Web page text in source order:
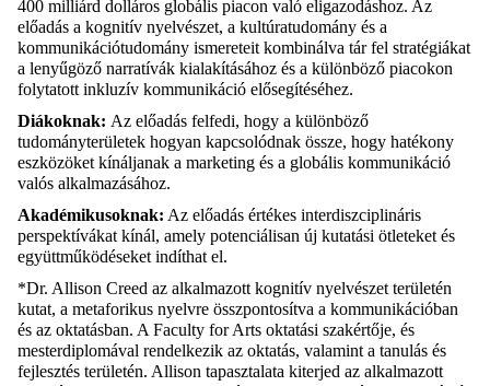
400 milliárd dolláros globális piacon való eligazodáshoz. Az
előadás a kognitív nyelvészet, a kultúratudomány és a
kommunikációtudomány ismereteit kombinálva tár fel stratégiákat
a lenyűgöző narratívák kialakításához és a különböző piacokon
folytatott inkluzív kommunikáció elősegítéséhez.
Diákoknak: Az előadás felfedi, hogy a különböző
tudományterületek hogyan kapcsolódnak össze, hogy hatékony
eszközöket kínáljanak a marketing és a globális kommunikáció
valós alkalmazásához.
Akadémikusoknak: Az előadás értékes interdiszciplináris
perspektívákat kínál, amely potenciálisan új kutatási ötleteket és
együttműködéseket indíthat el.
*Dr. Allison Creed az alkalmazott kognitív nyelvészet területén
kutat, a metaforikus nyelvre összpontosítva a kommunikációban
és az oktatásban. A Faculty for Arts oktatási szakértője, és
mesterdiplomával rendelkezik az oktatás, valamint a tanulás és
fejlesztés területén. Allison tapasztalata kiterjed az alkalmazott